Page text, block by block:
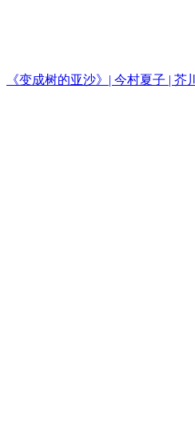
《变成树的亚沙》| 今村夏子 |